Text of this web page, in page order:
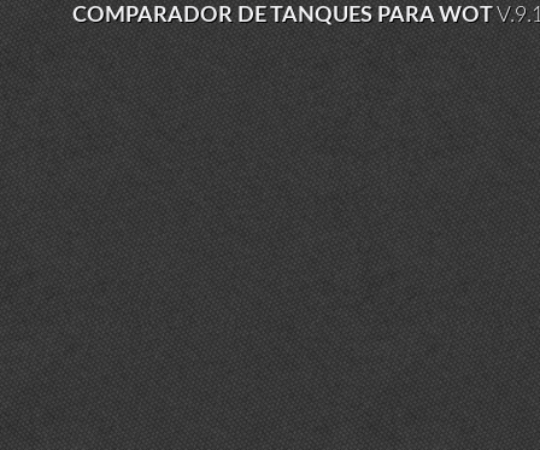
COMPARADOR DE TANQUES PARA WOT